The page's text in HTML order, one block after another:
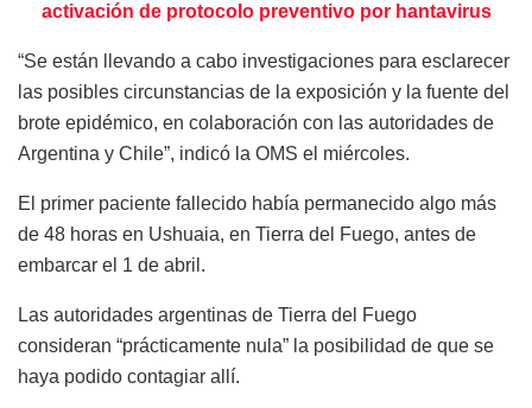
activación de protocolo preventivo por hantavirus
“Se están llevando a cabo investigaciones para esclarecer
las posibles circunstancias de la exposición y la fuente del
brote epidémico, en colaboración con las autoridades de
Argentina y Chile”, indicó la OMS el miércoles.
El primer paciente fallecido había permanecido algo más
de 48 horas en Ushuaia, en Tierra del Fuego, antes de
embarcar el 1 de abril.
Las autoridades argentinas de Tierra del Fuego
consideran “prácticamente nula” la posibilidad de que se
haya podido contagiar allí.